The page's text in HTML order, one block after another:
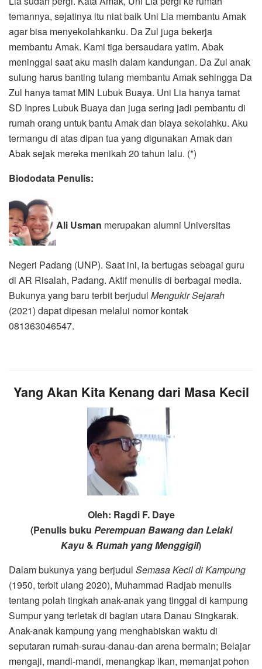
temannya, sejatinya itu niat baik Uni Lia membantu Amak
agar bisa menyekolahkanku. Da Zul juga bekerja
membantu Amak. Kami tiga bersaudara yatim. Abak
meninggal saat aku masih dalam kandungan. Da Zul anak
sulung harus banting tulang membantu Amak sehingga Da
Zul hanya tamat MIN Lubuk Buaya. Uni Lia hanya tamat
SD Inpres Lubuk Buaya dan juga sering jadi pembantu di
rumah orang untuk bantu Amak dan biaya sekolahku. Aku
termangu di atas dipan tua yang digunakan Amak dan
Abak sejak mereka menikah 20 tahun lalu. (*)
Biododata Penulis:
Ali Usman merupakan alumni Universitas
Negeri Padang (UNP). Saat ini, ia bertugas sebagai guru
di AR Risalah, Padang. Aktif menulis di berbagai media.
Bukunya yang baru terbit berjudul Mengukir Sejarah
(2021) dapat dipesan melalui nomor kontak
081363046547.
Yang Akan Kita Kenang dari Masa Kecil
Oleh: Ragdi F. Daye
(Penulis buku Perempuan Bawang dan Lelaki
Kayu & Rumah yang Menggigil)
Dalam bukunya yang berjudul Semasa Kecil di Kampung
(1950, terbit ulang 2020), Muhammad Radjab menulis
tentang polah tingkah anak-anak yang tinggal di kampung
Sumpur yang terletak di bagian utara Danau Singkarak.
Anak-anak kampung yang menghabiskan waktu di
seputaran rumah-surau-danau-dan arena bermain; Belajar
mengaji, mandi-mandi, menangkap ikan, memanjat pohon